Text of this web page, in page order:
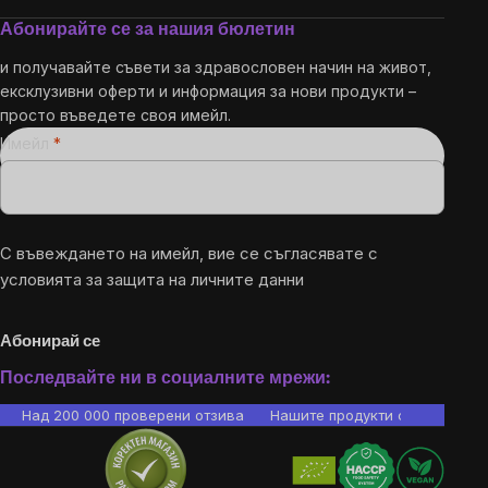
Абонирайте се за нашия бюлетин
и получавайте съвети за здравословен начин на живот,
ексклузивни оферти и информация за нови продукти –
просто въведете своя имейл.
Имейл
С въвеждането на имейл, вие се съгласявате с
условията за защита на личните данни
Абонирай се
Последвайте ни в социалните мрежи:
Над 200 000 проверени отзива Нашите продукти са